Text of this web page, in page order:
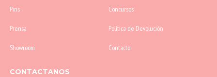
Pins Concursos
Prensa Política de Devolución
Showroom Contacto
CONTACTANOS